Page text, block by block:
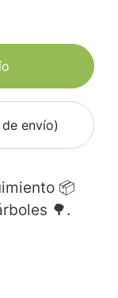
envío)
📦
🌳.